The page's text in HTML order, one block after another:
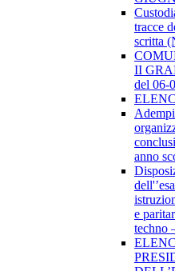
tracce
scritta
II
del 06-
anno
e
techno